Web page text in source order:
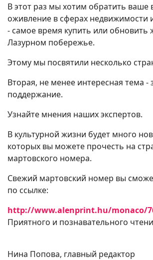
В этот раз мы хотим обратить ваше
оживление в сферах недвижимости
- самое время купить или обновить
Лазурном побережье.
Этому мы посвятили несколько
Вторая, не менее интересная тема -
поддержание.
Узнайте мнения наших экспертов.
В культурной жизни будет много
которых вы можете прочесть на
мартовского номера.
Свежий мартовский номер вы
по ссылке:
http://www.alenprint.hu/monaco/
Приятного и познавательного
Нина Попова, главный редактор